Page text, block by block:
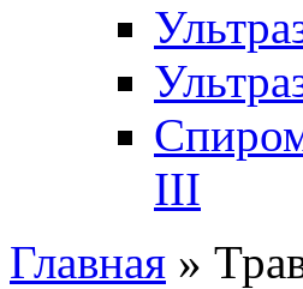
III
Главная »